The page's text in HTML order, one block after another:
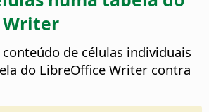
Writer
de células individuais
do LibreOffice Writer contra